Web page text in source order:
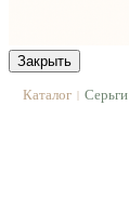
Закрыть
Каталог | Серьги